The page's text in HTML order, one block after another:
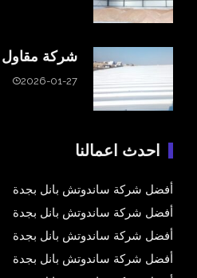
شركة
2026-01-27
احدث اعمالنا
أفضل شركة ساندوتش بانل بجدة
أفضل شركة ساندوتش بانل بجدة
أفضل شركة ساندوتش بانل بجدة
أفضل شركة ساندوتش بانل بجدة